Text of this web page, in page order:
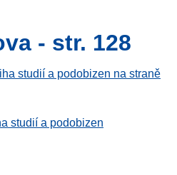
- str. 128
studií a podobizen na straně
studií a podobizen